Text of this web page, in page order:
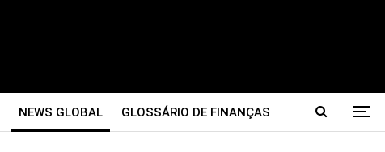
NEWS GLOBAL GLOSSÁRIO DE FINANÇAS